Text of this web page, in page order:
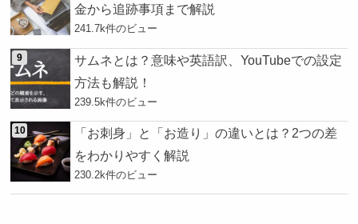
金から追跡事項まで解説
241.7k件のビュー
サムネとは？意味や英語訳、YouTubeでの設定
方法も解説！
239.5k件のビュー
「お刺身」と「お造り」の違いとは？2つの差
をわかりやすく解説
230.2k件のビュー